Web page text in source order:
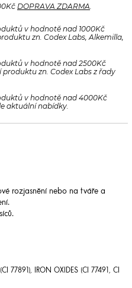
DOPRAVA ZDARMA.
v hodnotě nad 1000Kč
zn. Codex Labs, Alkemilla,
v hodnotě nad 2500Kč
produktu zn. Codex Labs z řady
v hodnotě nad 4000Kč
aktuální nabídky.
rozjasnění nebo na tváře a
77891), IRON OXIDES (CI 77491, CI